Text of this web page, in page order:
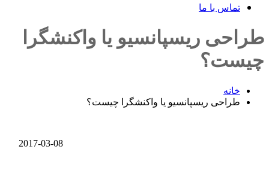
تماس با ما
طراحی ریسپانسیو یا واکنشگرا
چیست؟
خانه
طراحی ریسپانسیو یا واکنشگرا چیست؟
2017-03-08